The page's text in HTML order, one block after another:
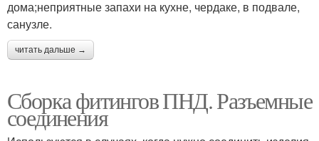
дома;неприятные запахи на кухне, чердаке, в подвале,
санузле.
читать дальше →
Сборка фитингов ПНД. Разъемные
соединения